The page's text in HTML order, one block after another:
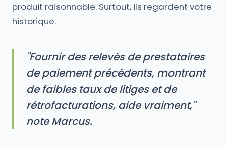
produit raisonnable. Surtout, ils regardent votre
historique.
"Fournir des relevés de prestataires
de paiement précédents, montrant
de faibles taux de litiges et de
rétrofacturations, aide vraiment,"
note Marcus.